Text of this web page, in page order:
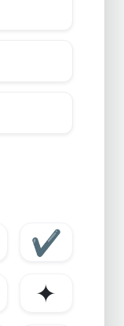
✔
✦